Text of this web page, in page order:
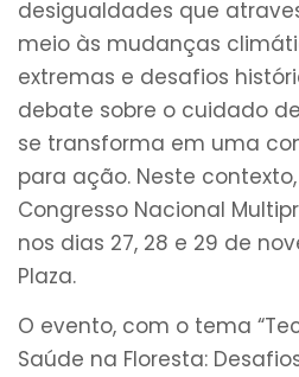
desigualdades que
meio às mudanças
extremas e desafios
debate sobre o cuidado
se transforma em uma
para ação. Neste
Congresso Nacional
nos dias 27, 28 e 29 de
Plaza.
O evento, com o tema
Saúde na Floresta: